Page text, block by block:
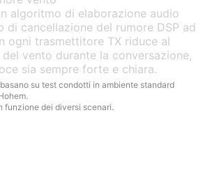
algoritmo di elaborazione audio
di cancellazione del rumore DSP ad
ogni trasmettitore TX riduce al
vento durante la conversazione,
sia sempre forte e chiara.
su test condotti in ambiente standard
funzione dei diversi scenari.